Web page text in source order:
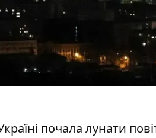
почала лунати